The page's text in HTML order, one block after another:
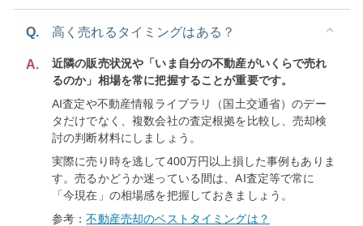
Q. 高く売れるタイミングはある？
A.
近隣の販売状況や「いま自分の不動産がいくらで売れ
るのか」相場を常に把握することが重要です。
AI査定や不動産情報ライブラリ（国土交通省）のデー
タだけでなく、複数会社の査定根拠を比較し、売却検
討の判断材料にしましょう。
実際に売り時を逃して400万円以上損した事例もありま
す。売るかどうか迷っている間は、AI査定等で常に
「今現在」の相場感を把握しておきましょう。
参考：不動産売却のベストタイミングは？